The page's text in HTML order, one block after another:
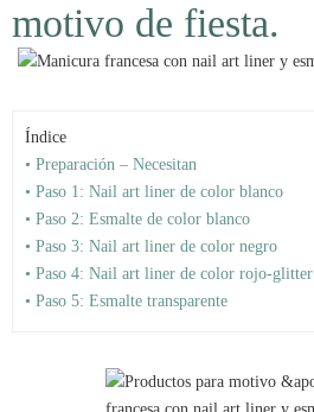
motivo de fiesta.
Índice
• Preparación – Necesitan
• Paso 1: Nail art liner de color blanco
• Paso 2: Esmalte de color blanco
• Paso 3: Nail art liner de color negro
• Paso 4: Nail art liner de color rojo-glitter
• Paso 5: Esmalte transparente